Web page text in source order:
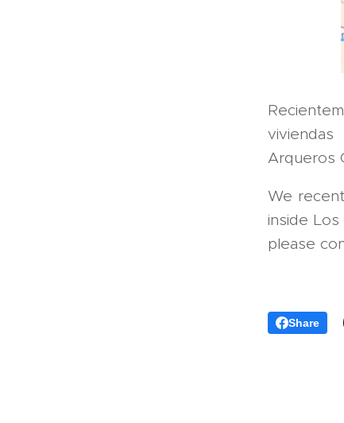
Arqueros
We
inside
please
Share